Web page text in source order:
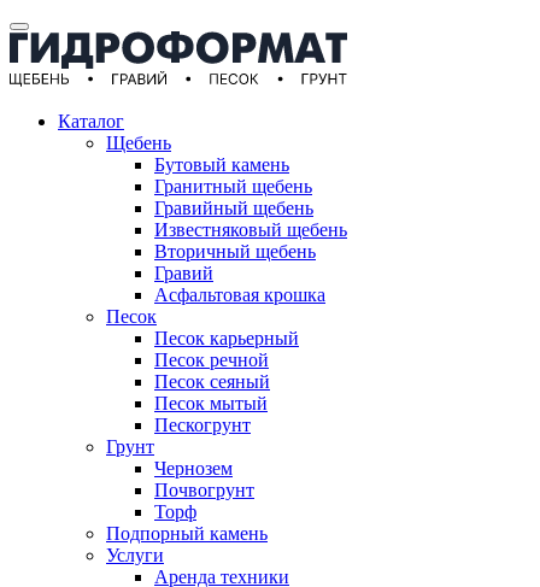
Каталог
Щебень
Бутовый камень
Гранитный щебень
Гравийный щебень
Известняковый щебень
Вторичный щебень
Гравий
Асфальтовая крошка
Песок
Песок карьерный
Песок речной
Песок сеяный
Песок мытый
Пескогрунт
Грунт
Чернозем
Почвогрунт
Торф
Подпорный камень
Услуги
Аренда техники